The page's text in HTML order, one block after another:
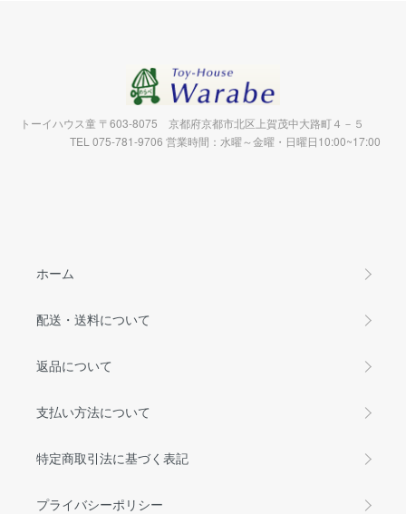
トーイハウス童 〒603-8075 京都府京都市北区上賀茂中大路町４－５
TEL 075-781-9706 営業時間：水曜～金曜・日曜日10:00~17:00
ホーム
配送・送料について
返品について
支払い方法について
特定商取引法に基づく表記
プライバシーポリシー